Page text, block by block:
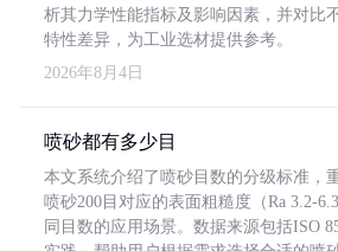
析其力学性能指标及影响因素，并对比
特性差异，为工业选材提供参考。
2026年8月4日
喷砂都有多少目
本文系统介绍了喷砂目数的分级标准，
喷砂200目对应的表面粗糙度（Ra 3.2-
同目数的应用场景。数据来源包括ISO